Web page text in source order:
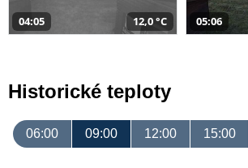
04:05 12,0 °C 05:06
Historické teploty
06:00 09:00 12:00 15:00